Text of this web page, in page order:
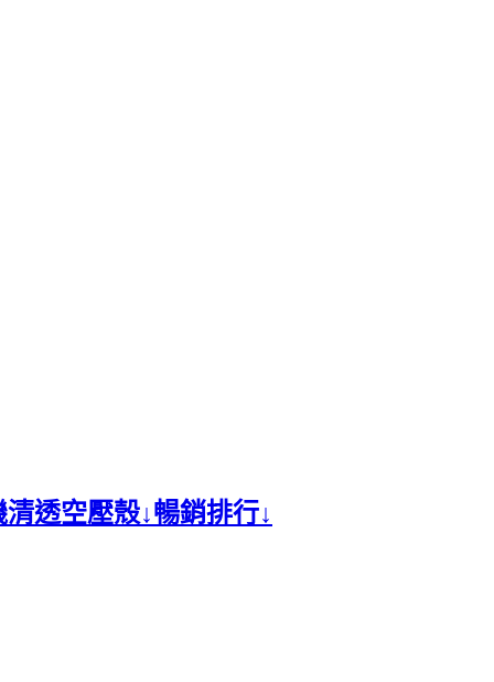
透空壓殼↓暢銷排行↓